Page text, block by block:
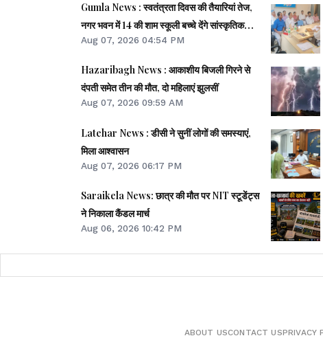
Gumla News : स्वतंत्रता दिवस की तैयारियां तेज,
नगर भवन में 14 की शाम स्कूली बच्चे देंगे सांस्कृतिक
प्रस्तुति
Aug 07, 2026 04:54 PM
Hazaribagh News : आकाशीय बिजली गिरने से
दंपती समेत तीन की मौत, दो महिलाएं झुलसीं
Aug 07, 2026 09:59 AM
Latehar News : डीसी ने सुनीं लोगों की समस्याएं,
मिला आश्वासन
Aug 07, 2026 06:17 PM
Saraikela News: छात्र की मौत पर NIT स्टूडेंट्स
ने निकाला कैंडल मार्च
Aug 06, 2026 10:42 PM
ABOUT USCONTACT USPRIVACY